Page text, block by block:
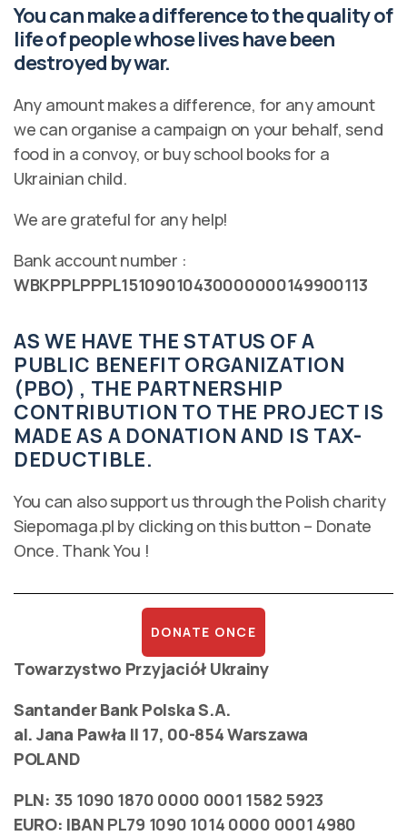
You can make a difference to the quality of
life of people whose lives have been
destroyed by war.
Any amount makes a difference, for any amount
we can organise a campaign on your behalf, send
food in a convoy, or buy school books for a
Ukrainian child.
We are grateful for any help!
Bank account number :
WBKPPLPPPL15109010430000000149900113
AS WE HAVE THE STATUS OF A
PUBLIC BENEFIT ORGANIZATION
(PBO) , THE PARTNERSHIP
CONTRIBUTION TO THE PROJECT IS
MADE AS A DONATION AND IS TAX-
DEDUCTIBLE.
You can also support us through the Polish charity
Siepomaga.pl by clicking on this button – Donate
Once. Thank You !
DONATE ONCE
Towarzystwo Przyjaciół Ukrainy
Santander Bank Polska S.A.
al. Jana Pawła II 17, 00-854 Warszawa
POLAND
PLN: 35 1090 1870 0000 0001 1582 5923
EURO: IBAN PL79 1090 1014 0000 0001 4980